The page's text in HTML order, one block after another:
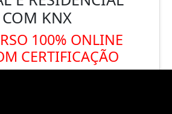
COM KNX
100% ONLINE
CERTIFICAÇÃO